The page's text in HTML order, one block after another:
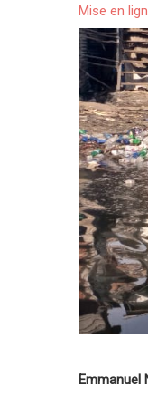
Mise en
Emmanuel